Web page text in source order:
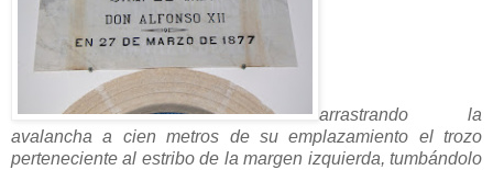
arrastrando la
avalancha a cien metros de su emplazamiento el trozo
perteneciente al estribo de la margen izquierda, tumbándolo